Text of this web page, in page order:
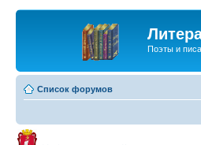
Поэты и
Список форумов